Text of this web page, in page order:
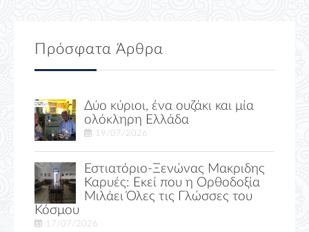
Πρόσφατα Άρθρα
Δύο κύριοι, ένα ουζάκι και μία
ολόκληρη Ελλάδα
19/07/2026
Εστιατόριο-Ξενώνας Μακριδης
Καρυές: Εκεί που η Ορθοδοξία
Μιλάει Όλες τις Γλώσσες του
Κόσμου
17/07/2026